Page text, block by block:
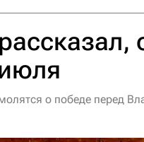
о победе перед